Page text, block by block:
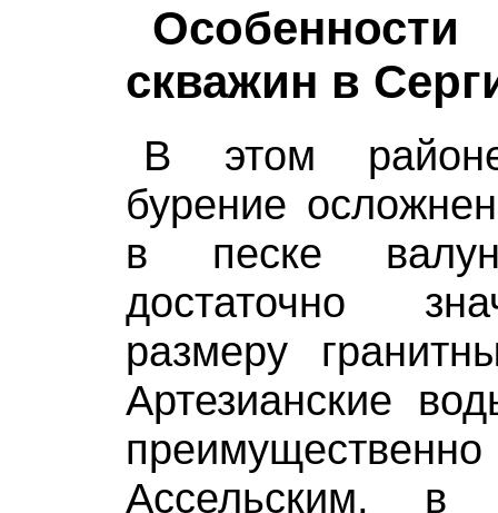
скважин в
В этом
бурение
в песке
достаточно
размеру
Артезианские
Ассельским,